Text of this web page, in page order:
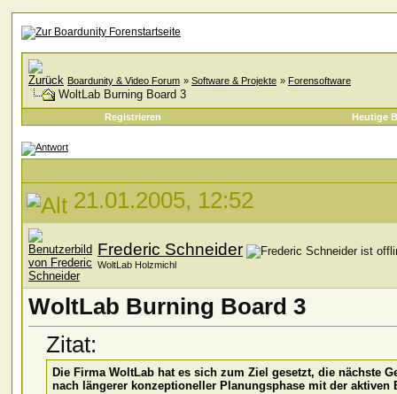
Boardunity & Video Forum » Software & Projekte » Forensoftware
WoltLab Burning Board 3
Registrieren Heutige
21.01.2005, 12:52
Frederic Schneider
WoltLab Holzmichl
WoltLab Burning Board 3
Zitat:
Die Firma WoltLab hat es sich zum Ziel gesetzt, die nächste
nach längerer konzeptioneller Planungsphase mit der